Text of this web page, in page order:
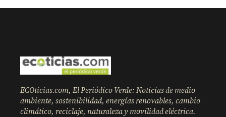
ECOticias.com, El Periódico Verde: Noticias de medio
ambiente, sostenibilidad, energías renovables, cambio
climático, reciclaje, naturaleza y movilidad eléctrica.